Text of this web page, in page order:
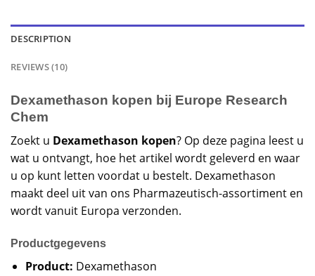
DESCRIPTION
REVIEWS (10)
Dexamethason kopen bij Europe Research
Chem
Zoekt u Dexamethason kopen? Op deze pagina leest u
wat u ontvangt, hoe het artikel wordt geleverd en waar
u op kunt letten voordat u bestelt. Dexamethason
maakt deel uit van ons Pharmazeutisch-assortiment en
wordt vanuit Europa verzonden.
Productgegevens
Product: Dexamethason